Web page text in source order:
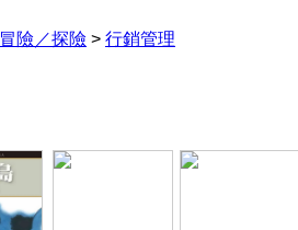
冒險／探險 > 行銷管理